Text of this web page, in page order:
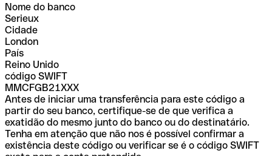
Nome do banco
Serieux
Cidade
London
País
Reino Unido
código SWIFT
MMCFGB21XXX
Antes de iniciar uma transferência para este código a
partir do seu banco, certifique-se de que verifica a
exatidão do mesmo junto do banco ou do destinatário.
Tenha em atenção que não nos é possível confirmar a
existência deste código ou verificar se é o código SWIFT